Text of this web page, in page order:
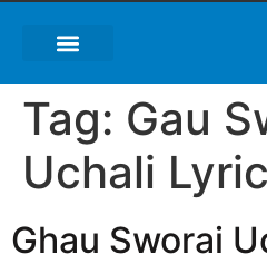
Tag: Gau
Uchali
Ghau Sworai